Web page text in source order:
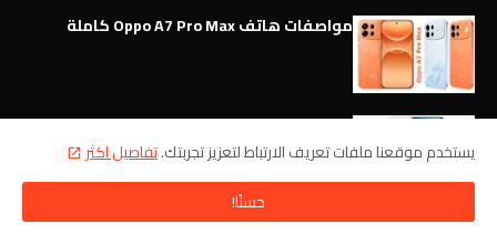
مواصفات هاتف Oppo A7 Pro Max كاملة
مواصفات هاتف Oppo Reno 16 Pro 5G كاملة
مواصفات وميزات هاتف Oppo Reno 16 5G
يستخدم موقعنا ملفات تعريف الارتباط لتعزيز تجربتك.تفاصيل اكثر
حسنًا!